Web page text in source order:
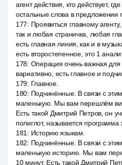
агент действия, кто действует,
остальные слова в предложении
177: Проявиться главному
так и любая страничка, любая
есть главная линия, как и в
есть второстепенное, это 1
178: Операция очень важная для
вариативно, есть главное и
179: Главное.
180: Подчинённые. В связи с
маленькую. Мы вам перешлём
Есть такой Дмитрий Петров, он
полиглот, называется программа
181 : Историю языкам.
182: Подчинённые. В связи с
маленькую историю. Мы вам
10 минут. Есть такой Дмитрий